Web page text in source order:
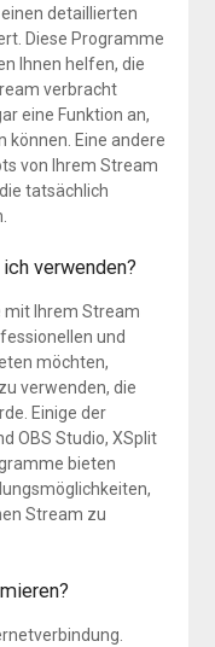
detaillierten
Diese Programme
Ihnen helfen, die
verbracht
eine Funktion an,
können. Eine andere
von Ihrem Stream
tatsächlich
verwenden?
mit Ihrem Stream
und
möchten,
verwenden, die
Einige der
OBS Studio, XSplit
bieten
Stream zu